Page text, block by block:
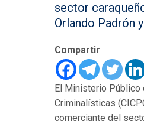
sector
Orlando Padrón
Compartir
El Ministerio Público
Criminalísticas
comerciante del